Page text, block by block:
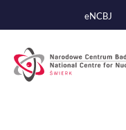
eNCBJ